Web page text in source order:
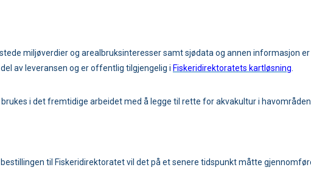
miljøverdier og arealbruksinteresser samt sjødata og annen informasjon
av leveransen og er offentlig tilgjengelig i Fiskeridirektoratets kartløsning
i det fremtidige arbeidet med å legge til rette for akvakultur i
til Fiskeridirektoratet vil det på et senere tidspunkt måtte